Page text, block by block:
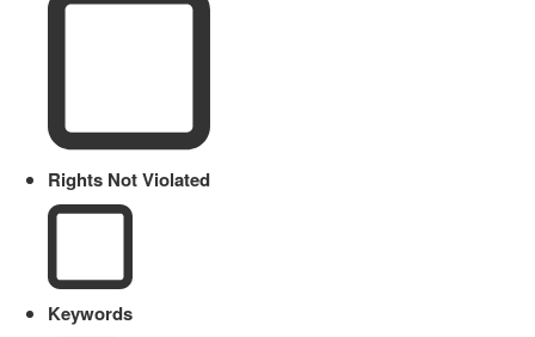
Rights Not Violated
Keywords